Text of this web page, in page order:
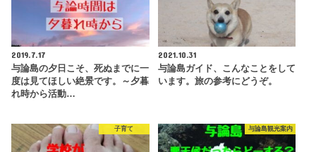
2019.7.17
与論島の夕日こそ、死ぬまでに一
度は見てほしい絶景です。～夕暮
れ時から活動…
2021.10.31
与論島ガイド、こんなことをして
います。旅の参考にどうぞ。
子育て 与論島観光案内